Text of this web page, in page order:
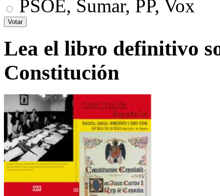
PSOE, Sumar, PP, Vox
Lea el libro definitivo
Constitución